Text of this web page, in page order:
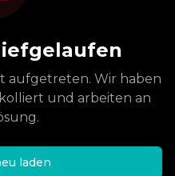
aufgetreten. Wir haben
und arbeiten an
laden